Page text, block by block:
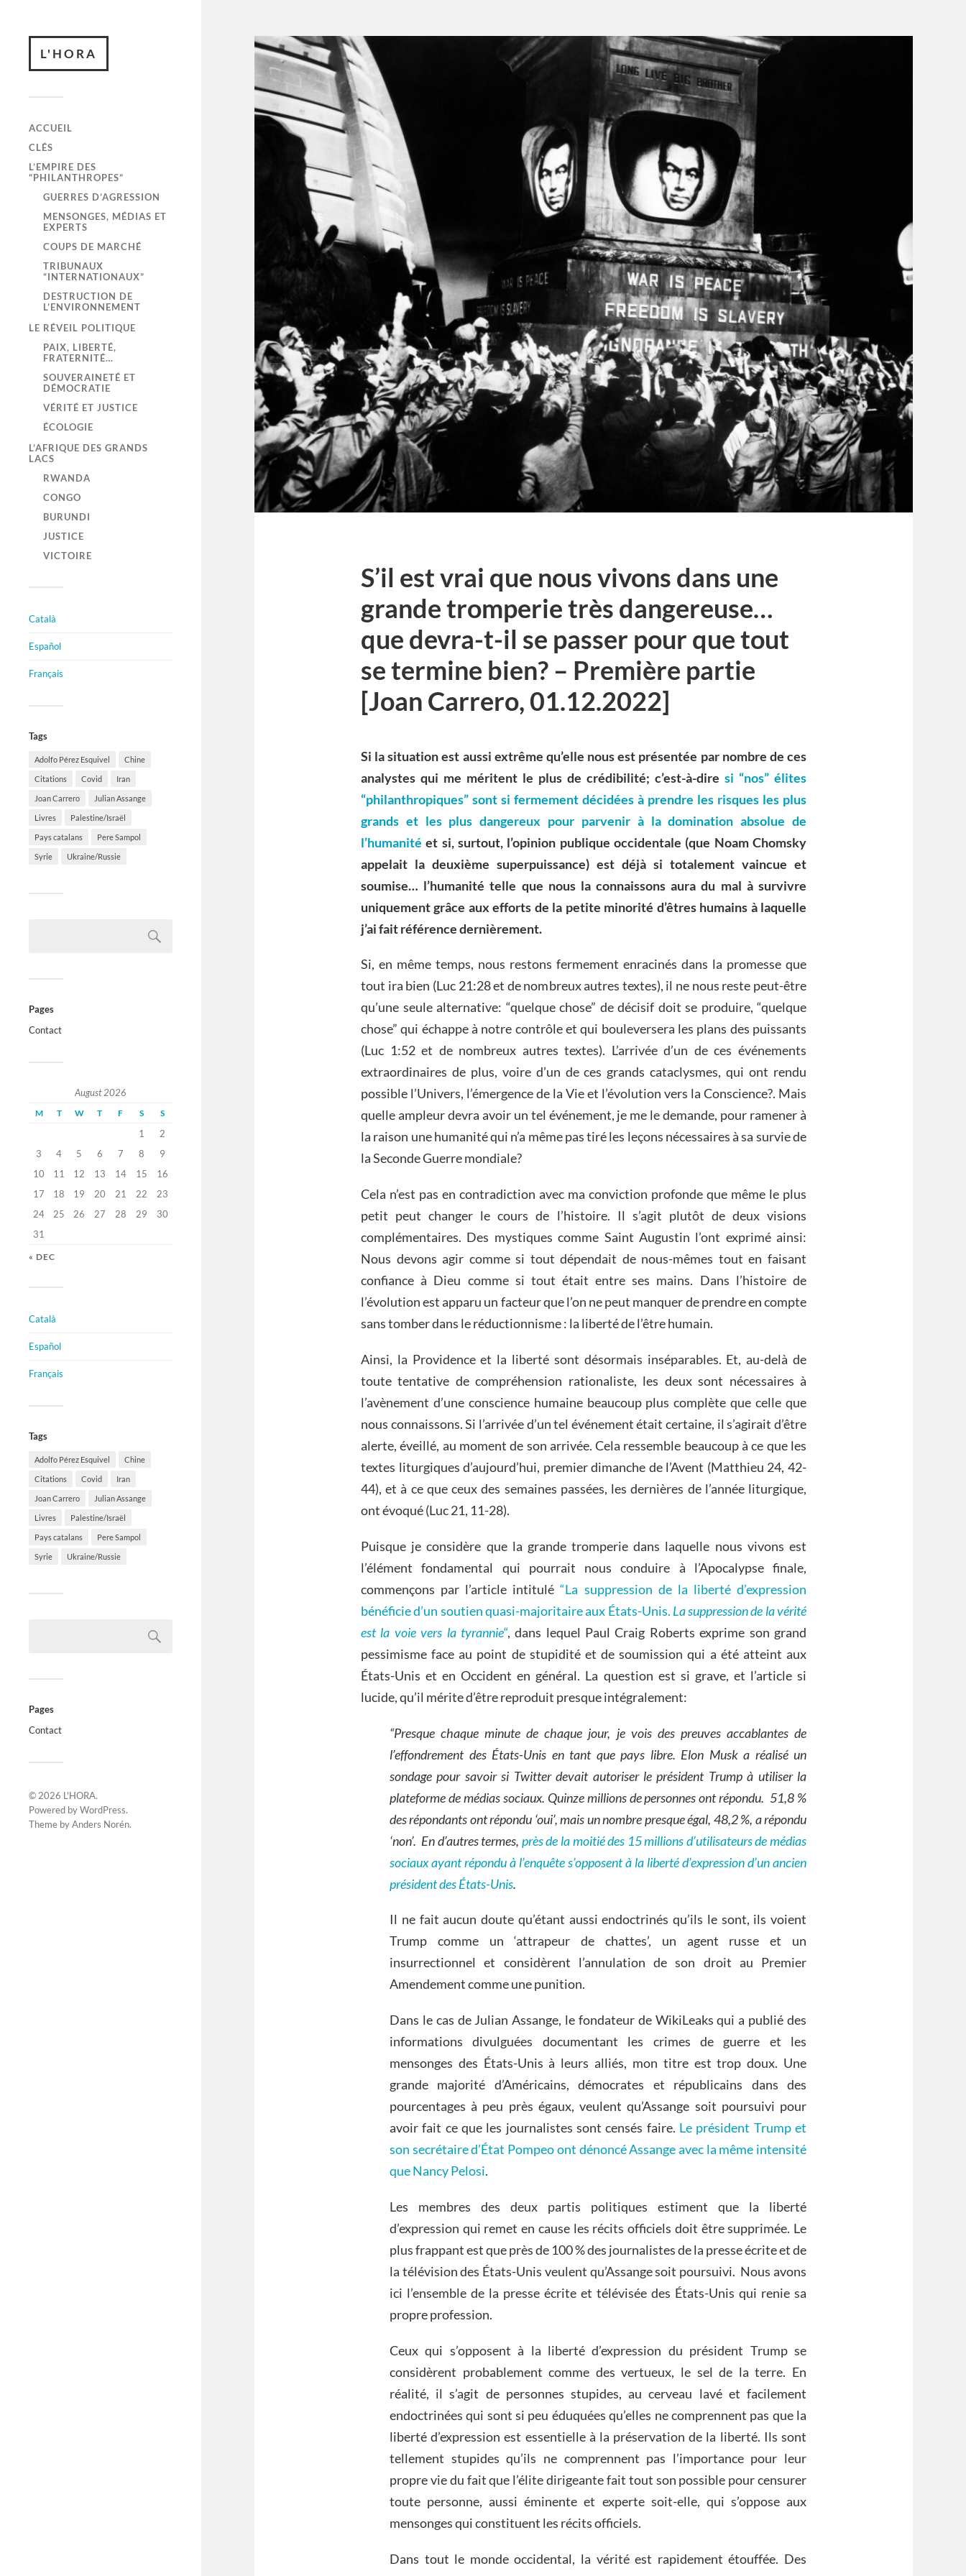
L'HORA
ACCUEIL
CLÉS
L’EMPIRE DES
“PHILANTHROPES”
GUERRES D’AGRESSION
MENSONGES, MÉDIAS ET
EXPERTS
COUPS DE MARCHÉ
TRIBUNAUX
“INTERNATIONAUX”
DESTRUCTION DE
L’ENVIRONNEMENT
LE RÉVEIL POLITIQUE
PAIX, LIBERTÉ,
FRATERNITÉ…
SOUVERAINETÉ ET
DÉMOCRATIE
VÉRITÉ ET JUSTICE
ÉCOLOGIE
L’AFRIQUE DES GRANDS
LACS
RWANDA
CONGO
BURUNDI
JUSTICE
VICTOIRE
Català
Español
Français
Tags
Adolfo Pérez Esquivel Chine
Citations Covid Iran
Joan Carrero Julian Assange
Livres Palestine/Israël
Pays catalans Pere Sampol
Syrie Ukraine/Russie
Pages
Contact
August 2026
M T W T F S S
1
2
3
4 5 6 7 8
9
10
11 12 13 14 15
16
17
18 19 20 21 22
23
24
25 26 27 28 29
30
31
« DEC
Català
Español
Français
Tags
Adolfo Pérez Esquivel Chine
Citations Covid Iran
Joan Carrero Julian Assange
Livres Palestine/Israël
Pays catalans Pere Sampol
Syrie Ukraine/Russie
Pages
Contact
© 2026 L'HORA.
Powered byWordPress.
Theme byAnders Norén.
S’il est vrai que nous vivons dans une
grande tromperie très dangereuse…
que devra-t-il se passer pour que tout
se termine bien? – Première partie
[Joan Carrero, 01.12.2022]
Si la situation est aussi extrême qu’elle nous est présentée par nombre de ces
analystes qui me méritent le plus de crédibilité; c’est-à-dire si “nos” élites
“philanthropiques” sont si fermement décidées à prendre les risques les plus
grands et les plus dangereux pour parvenir à la domination absolue de
l’humanité et si, surtout, l’opinion publique occidentale (que Noam Chomsky
appelait la deuxième superpuissance) est déjà si totalement vaincue et
soumise… l’humanité telle que nous la connaissons aura du mal à survivre
uniquement grâce aux efforts de la petite minorité d’êtres humains à laquelle
j’ai fait référence dernièrement.
Si, en même temps, nous restons fermement enracinés dans la promesse que
tout ira bien (Luc 21:28 et de nombreux autres textes), il ne nous reste peut-être
qu’une seule alternative: “quelque chose” de décisif doit se produire, “quelque
chose” qui échappe à notre contrôle et qui bouleversera les plans des puissants
(Luc 1:52 et de nombreux autres textes). L’arrivée d’un de ces événements
extraordinaires de plus, voire d’un de ces grands cataclysmes, qui ont rendu
possible l’Univers, l’émergence de la Vie et l’évolution vers la Conscience?. Mais
quelle ampleur devra avoir un tel événement, je me le demande, pour ramener à
la raison une humanité qui n’a même pas tiré les leçons nécessaires à sa survie de
la Seconde Guerre mondiale?
Cela n’est pas en contradiction avec ma conviction profonde que même le plus
petit peut changer le cours de l’histoire. Il s’agit plutôt de deux visions
complémentaires. Des mystiques comme Saint Augustin l’ont exprimé ainsi:
Nous devons agir comme si tout dépendait de nous-mêmes tout en faisant
confiance à Dieu comme si tout était entre ses mains. Dans l’histoire de
l’évolution est apparu un facteur que l’on ne peut manquer de prendre en compte
sans tomber dans le réductionnisme : la liberté de l’être humain.
Ainsi, la Providence et la liberté sont désormais inséparables. Et, au-delà de
toute tentative de compréhension rationaliste, les deux sont nécessaires à
l’avènement d’une conscience humaine beaucoup plus complète que celle que
nous connaissons. Si l’arrivée d’un tel événement était certaine, il s’agirait d’être
alerte, éveillé, au moment de son arrivée. Cela ressemble beaucoup à ce que les
textes liturgiques d’aujourd’hui, premier dimanche de l’Avent (Matthieu 24, 42-
44), et à ce que ceux des semaines passées, les dernières de l’année liturgique,
ont évoqué (Luc 21, 11-28).
Puisque je considère que la grande tromperie dans laquelle nous vivons est
l’élément fondamental qui pourrait nous conduire à l’Apocalypse finale,
commençons par l’article intitulé“La suppression de la liberté d’expression
bénéficie d’un soutien quasi-majoritaire aux États-Unis. La suppression de la vérité
est la voie vers la tyrannie“, dans lequel Paul Craig Roberts exprime son grand
pessimisme face au point de stupidité et de soumission qui a été atteint aux
États-Unis et en Occident en général. La question est si grave, et l’article si
lucide, qu’il mérite d’être reproduit presque intégralement:
“Presque chaque minute de chaque jour, je vois des preuves accablantes de
l’effondrement des États-Unis en tant que pays libre. Elon Musk a réalisé un
sondage pour savoir si Twitter devait autoriser le président Trump à utiliser la
plateforme de médias sociaux. Quinze millions de personnes ont répondu. 51,8 %
des répondants ont répondu ‘oui’, mais un nombre presque égal, 48,2 %, a répondu
‘non’. En d’autres termes, près de la moitié des 15 millions d’utilisateurs de médias
sociaux ayant répondu à l’enquête s’opposent à la liberté d’expression d’un ancien
président des États-Unis.
Il ne fait aucun doute qu’étant aussi endoctrinés qu’ils le sont, ils voient
Trump comme un ‘attrapeur de chattes’, un agent russe et un
insurrectionnel et considèrent l’annulation de son droit au Premier
Amendement comme une punition.
Dans le cas de Julian Assange, le fondateur de WikiLeaks qui a publié des
informations divulguées documentant les crimes de guerre et les
mensonges des États-Unis à leurs alliés, mon titre est trop doux. Une
grande majorité d’Américains, démocrates et républicains dans des
pourcentages à peu près égaux, veulent qu’Assange soit poursuivi pour
avoir fait ce que les journalistes sont censés faire. Le président Trump et
son secrétaire d’État Pompeo ont dénoncé Assange avec la même intensité
que Nancy Pelosi.
Les membres des deux partis politiques estiment que la liberté
d’expression qui remet en cause les récits officiels doit être supprimée. Le
plus frappant est que près de 100 % des journalistes de la presse écrite et de
la télévision des États-Unis veulent qu’Assange soit poursuivi. Nous avons
ici l’ensemble de la presse écrite et télévisée des États-Unis qui renie sa
propre profession.
Ceux qui s’opposent à la liberté d’expression du président Trump se
considèrent probablement comme des vertueux, le sel de la terre. En
réalité, il s’agit de personnes stupides, au cerveau lavé et facilement
endoctrinées qui sont si peu éduquées qu’elles ne comprennent pas que la
liberté d’expression est essentielle à la préservation de la liberté. Ils sont
tellement stupides qu’ils ne comprennent pas l’importance pour leur
propre vie du fait que l’élite dirigeante fait tout son possible pour censurer
toute personne, aussi éminente et experte soit-elle, qui s’oppose aux
mensonges qui constituent les récits officiels.
Dans tout le monde occidental, la vérité est rapidement étouffée. Des